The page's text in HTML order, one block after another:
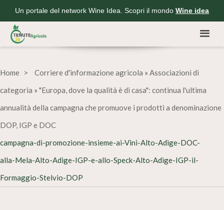
Un portale del network Wine Idea. Scopri il mondo Wine idea
Home Corriere d'informazione agricola » Associazioni di
categoria » "Europa, dove la qualità è di casa": continua l'ultima
annualità della campagna che promuove i prodotti a denominazione
DOP, IGP e DOC
campagna-di-promozione-insieme-ai-Vini-Alto-Adige-DOC-
alla-Mela-Alto-Adige-IGP-e-allo-Speck-Alto-Adige-IGP-il-
Formaggio-Stelvio-DOP